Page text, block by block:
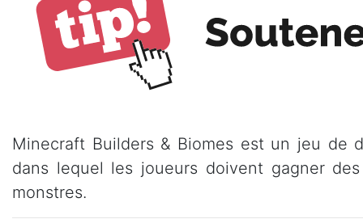
Minecraft Builders & Biomes est un jeu de
dans lequel les joueurs doivent gagner
monstres.